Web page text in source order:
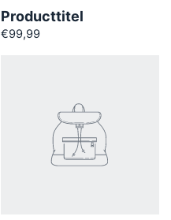
Producttitel
€99,99